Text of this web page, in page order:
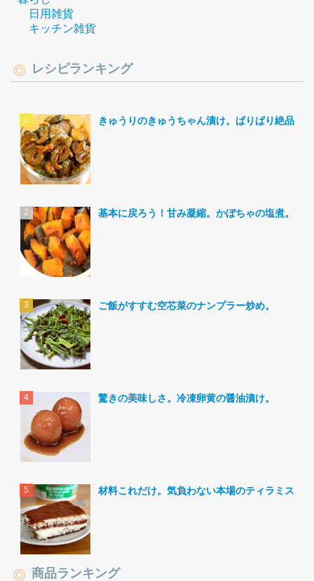
日用雑貨
キッチン雑貨
レシピランキング
きゅうりのきゅうちゃん漬け。ぱりぱり絶品。
基本に戻ろう！甘み凝縮。かぼちゃの塩煮。
ご飯がすすむ空芯菜のナンプラー炒め。
驚きの美味しさ。冷凍卵黄の醤油漬け。
材料これだけ。気負わない本場のティラミス。
商品ランキング